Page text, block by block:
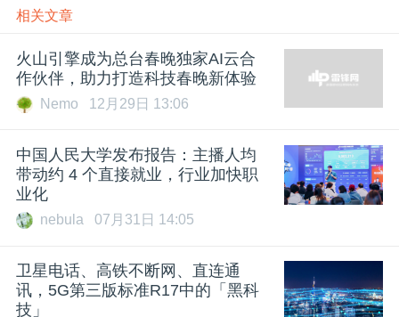
相关文章
火山引擎成为总台春晚独家AI云合
作伙伴，助力打造科技春晚新体验
Nemo 12月29日 13:06
中国人民大学发布报告：主播人均
带动约 4 个直接就业，行业加快职
业化
nebula 07月31日 14:05
卫星电话、高铁不断网、直连通
讯，5G第三版标准R17中的「黑科
技」